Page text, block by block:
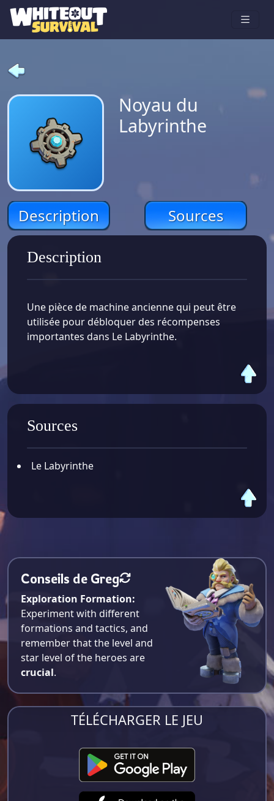
Noyau du
Labyrinthe
Description Sources
Description
Une pièce de machine ancienne qui peut être
utilisée pour débloquer des récompenses
importantes dans Le Labyrinthe.
Sources
Le Labyrinthe
Conseils de Greg
Exploration Formation:
Experiment with different
formations and tactics, and
remember that the level and
star level of the heroes are
crucial.
TÉLÉCHARGER LE JEU